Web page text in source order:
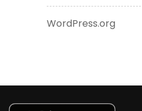
WordPress.org